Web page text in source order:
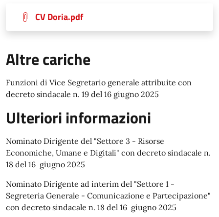
CV Doria.pdf
Altre cariche
Funzioni di Vice Segretario generale attribuite con
decreto sindacale n. 19 del 16 giugno 2025
Ulteriori informazioni
Nominato Dirigente del "Settore 3 - Risorse
Economiche, Umane e Digitali" con decreto sindacale n.
18 del 16 giugno 2025
Nominato Dirigente ad interim del "Settore 1 -
Segreteria Generale - Comunicazione e Partecipazione"
con decreto sindacale n. 18 del 16 giugno 2025